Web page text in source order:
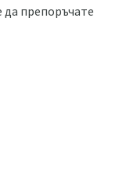
препоръчате